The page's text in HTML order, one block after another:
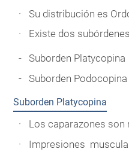
Su distribución es
Existe dos
Suborden Platycopina
Suborden Podocopina
Suborden Platycopina
Los caparazones son
Impresiones